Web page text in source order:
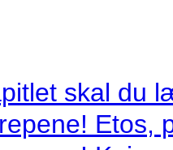
skal du
Etos,